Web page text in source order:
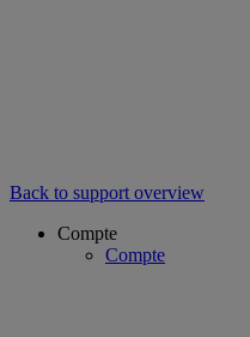
Back to support overview
Compte
Compte